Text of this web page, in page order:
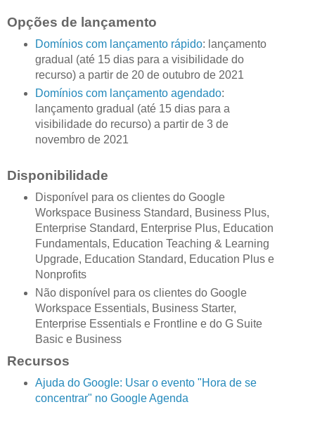
Opções de lançamento
Domínios com lançamento rápido: lançamento
gradual (até 15 dias para a visibilidade do
recurso) a partir de 20 de outubro de 2021
Domínios com lançamento agendado:
lançamento gradual (até 15 dias para a
visibilidade do recurso) a partir de 3 de
novembro de 2021
Disponibilidade
Disponível para os clientes do Google
Workspace Business Standard, Business Plus,
Enterprise Standard, Enterprise Plus, Education
Fundamentals, Education Teaching & Learning
Upgrade, Education Standard, Education Plus e
Nonprofits
Não disponível para os clientes do Google
Workspace Essentials, Business Starter,
Enterprise Essentials e Frontline e do G Suite
Basic e Business
Recursos
Ajuda do Google: Usar o evento "Hora de se
concentrar" no Google Agenda